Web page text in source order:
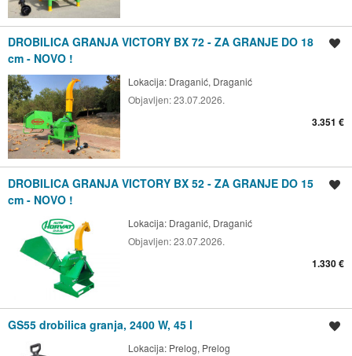
DROBILICA GRANJA VICTORY BX 72 - ZA GRANJE DO 18
cm - NOVO !
Lokacija: Draganić, Draganić
Objavljen:23.07.2026.
3.351 €
DROBILICA GRANJA VICTORY BX 52 - ZA GRANJE DO 15
cm - NOVO !
Lokacija: Draganić, Draganić
Objavljen:23.07.2026.
1.330 €
GS55 drobilica granja, 2400 W, 45 l
Lokacija: Prelog, Prelog